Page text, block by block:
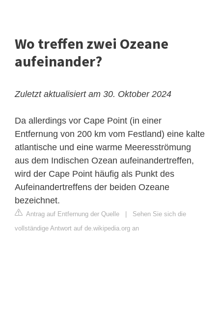
Wo treffen zwei Ozeane
aufeinander?
Zuletzt aktualisiert am 30. Oktober 2024
Da allerdings vor Cape Point (in einer
Entfernung von 200 km vom Festland) eine kalte
atlantische und eine warme Meeresströmung
aus dem Indischen Ozean aufeinandertreffen,
wird der Cape Point häufig als Punkt des
Aufeinandertreffens der beiden Ozeane
bezeichnet.
Antrag auf Entfernung der Quelle
Sehen Sie sich die
vollständige Antwort auf de.wikipedia.org an